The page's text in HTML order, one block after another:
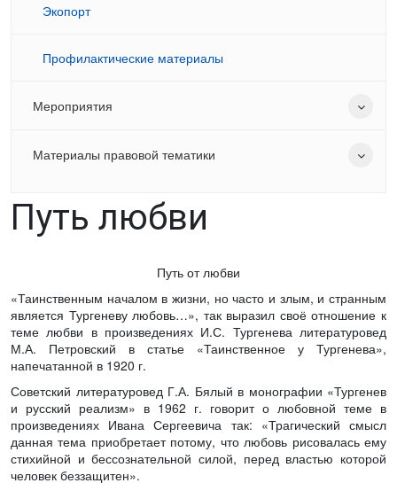
Экопорт
Профилактические материалы
Мероприятия
Материалы правовой тематики
Путь любви
Путь от любви
«Таинственным началом в жизни, но часто и злым, и странным
является Тургеневу любовь…», так выразил своё отношение к
теме любви в произведениях И.С. Тургенева литературовед
М.А. Петровский в статье «Таинственное у Тургенева»,
напечатанной в 1920 г.
Советский литературовед Г.А. Бялый в монографии «Тургенев
и русский реализм» в 1962 г. говорит о любовной теме в
произведениях Ивана Сергеевича так: «Трагический смысл
данная тема приобретает потому, что любовь рисовалась ему
стихийной и бессознательной силой, перед властью которой
человек беззащитен».